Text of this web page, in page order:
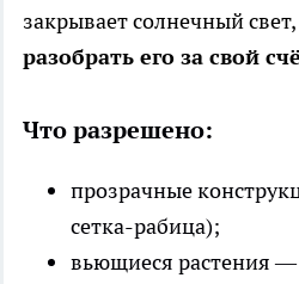
закрывает солнечный
разобрать его за свой
Что разрешено:
прозрачные
сетка-рабица);
вьющиеся растения —